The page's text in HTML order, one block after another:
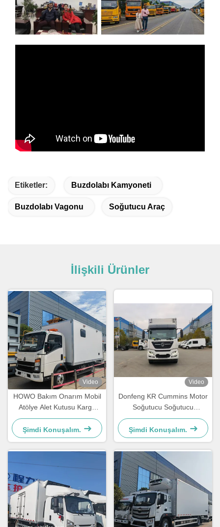
Etiketler: Buzdolabı Kamyoneti
Buzdolabı Vagonu Soğutucu Araç
İlişkili Ürünler
Video
HOWO Bakım Onarım Mobil
Atölye Alet Kutusu Kargo
Kutusu Kamyonet
Şimdi Konuşalım.
Video
Donfeng KR Cummins Motor
Soğutucu Soğutucu
Dondurucu Kamyon
Şimdi Konuşalım.